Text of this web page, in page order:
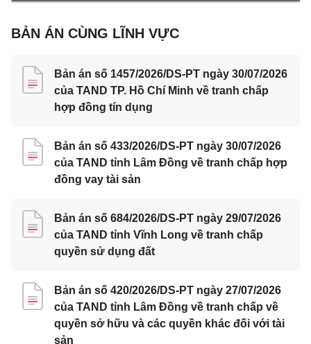
BẢN ÁN CÙNG LĨNH VỰC
Bản án số 1457/2026/DS-PT ngày 30/07/2026
của TAND TP. Hồ Chí Minh về tranh chấp
hợp đồng tín dụng
Bản án số 433/2026/DS-PT ngày 30/07/2026
của TAND tỉnh Lâm Đồng về tranh chấp hợp
đồng vay tài sản
Bản án số 684/2026/DS-PT ngày 29/07/2026
của TAND tỉnh Vĩnh Long về tranh chấp
quyền sử dụng đất
Bản án số 420/2026/DS-PT ngày 27/07/2026
của TAND tỉnh Lâm Đồng về tranh chấp về
quyền sở hữu và các quyền khác đối với tài
sản